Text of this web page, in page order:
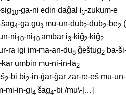
10-ga-ni edin daĝal i3-zukum-e
4-ga gu3 mu-un-dub2-dub2-be2 (
ni10-ni10 ambar i3-kiĝ2-kiĝ2
ra igi im-ma-an-du8 ĝeštug2 ba-
kar umbin mu-ni-in-la2
2-bi bi2-in-ĝar-ĝar zar-re-eš mu-
mi-in-gi4 šag4-bi /mu\-[…]